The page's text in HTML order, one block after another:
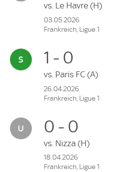
vs. Le Havre (H)
03.05.2026
Frankreich, Ligue 1
1 - 0
vs. Paris FC (A)
26.04.2026
Frankreich, Ligue 1
0 - 0
vs. Nizza (H)
18.04.2026
Frankreich, Ligue 1